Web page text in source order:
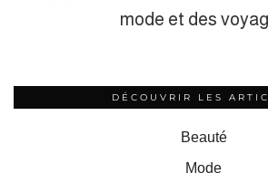
mode et des
DÉCOUVRIR LES
Beauté
Mode